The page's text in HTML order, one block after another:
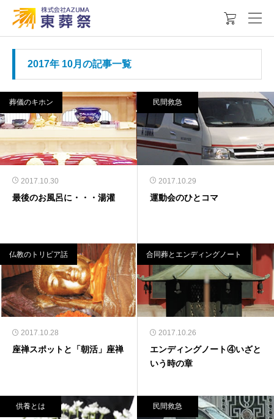

2017年 10月の記事一覧
葬儀のキホン
2017.10.30
最後のお風呂に・・・湯灌
民間救急
2017.10.29
運動会のひとコマ
仏教のトリビア話
2017.10.28
座禅スポットと「朝活」座禅
合同葬とエンディングノート
2017.10.26
エンディングノート④いざと
いう時の章
供養とは 民間救急